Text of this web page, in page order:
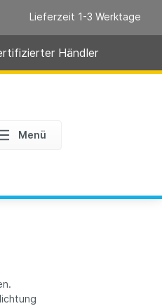
Lieferzeit 1-3 Werktage
Händler
Menü